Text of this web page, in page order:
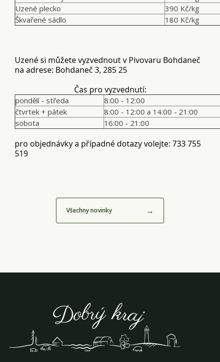
Uzené plecko
390 Kč/kg
Škvařené sádlo
180 Kč/kg
Uzené si můžete vyzvednout v Pivovaru Bohdaneč
na adrese: Bohdaneč 3, 285 25
Čas pro vyzvednutí:
pondělí - středa
8:00 - 12:00
čtvrtek + pátek
8:00 - 12:00 a 14:00 - 21:00
sobota
16:00 - 21:00
pro objednávky a případné dotazy volejte: 733 755
519
Všechny novinky →